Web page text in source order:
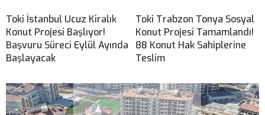
Toki İstanbul Ucuz Kiralık
Konut Projesi Başlıyor!
Başvuru Süreci Eylül Ayında
Başlayacak
Toki Trabzon Tonya Sosyal
Konut Projesi Tamamlandı!
88 Konut Hak Sahiplerine
Teslim